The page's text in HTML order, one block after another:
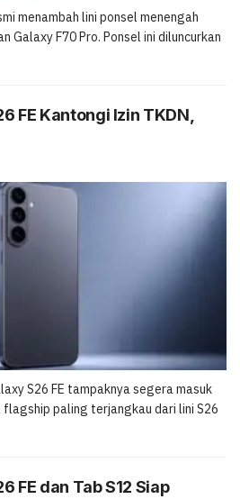
menambah lini ponsel menengah
Galaxy F70 Pro. Ponsel ini diluncurkan
FE Kantongi Izin TKDN,
S26 FE tampaknya segera masuk
paling terjangkau dari lini S26
FE dan Tab S12 Siap